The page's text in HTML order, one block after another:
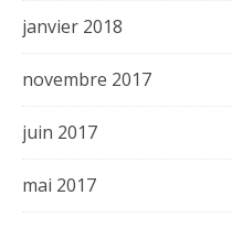
janvier 2018
novembre 2017
juin 2017
mai 2017